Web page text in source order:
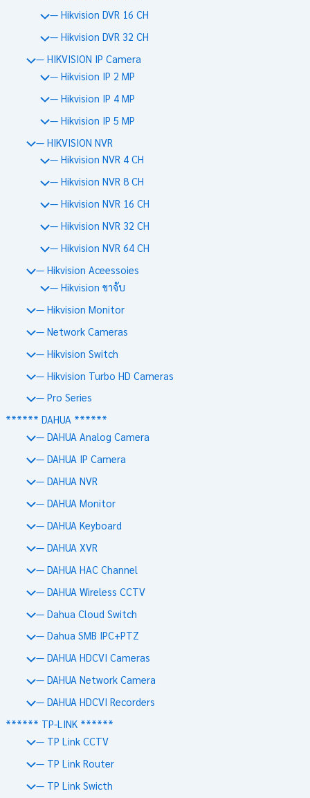
— Hikvision DVR 16 CH
— Hikvision DVR 32 CH
— HIKVISION IP Camera
— Hikvision IP 2 MP
— Hikvision IP 4 MP
— Hikvision IP 5 MP
— HIKVISION NVR
— Hikvision NVR 4 CH
— Hikvision NVR 8 CH
— Hikvision NVR 16 CH
— Hikvision NVR 32 CH
— Hikvision NVR 64 CH
— Hikvision Aceessoies
— Hikvision ขาจับ
— Hikvision Monitor
— Network Cameras
— Hikvision Switch
— Hikvision Turbo HD Cameras
— Pro Series
****** DAHUA ******
— DAHUA Analog Camera
— DAHUA IP Camera
— DAHUA NVR
— DAHUA Monitor
— DAHUA Keyboard
— DAHUA XVR
— DAHUA HAC Channel
— DAHUA Wireless CCTV
— Dahua Cloud Switch
— Dahua SMB IPC+PTZ
— DAHUA HDCVI Cameras
— DAHUA Network Camera
— DAHUA HDCVI Recorders
****** TP-LINK ******
— TP Link CCTV
— TP Link Router
— TP Link Swicth